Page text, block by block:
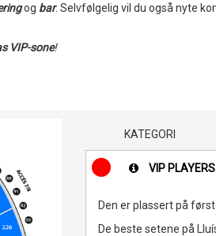
og bar. Selvfølgelig vil du også nyte
VIP-sone!
KATEGORI
VIP
Den er plassert på
De beste setene på